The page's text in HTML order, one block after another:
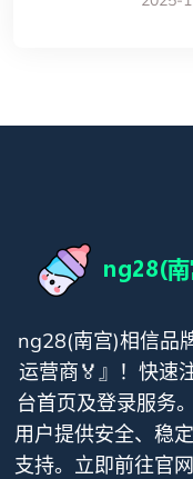
ng28(南宫)相信品
运营商🏅』！快速
台首页及登录服务
用户提供安全、稳
支持。立即前往官